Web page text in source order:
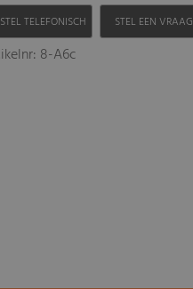
TELEFONISCH STEL EEN VRAAG
8-A6c